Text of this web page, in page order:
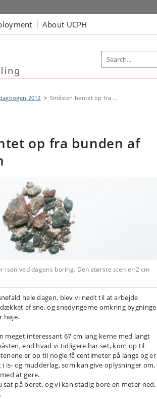
About UCPH
2012 Småsten hentet op fra ...
op fra bunden af
isen ved dagens boring. Den største sten er 2 cm
hele dagen, blev vi nødt til at arbejde
af sne, og snedyngerne omkring
høje.
meget interessant 67 cm lang kerne med langt
end hvad vi tidligere har set, kom op til
er op til nogle få centimeter på langs og
og mudderlag, som kan give oplysninger om,
at gøre.
på boret, og vi kan stadig bore en meter